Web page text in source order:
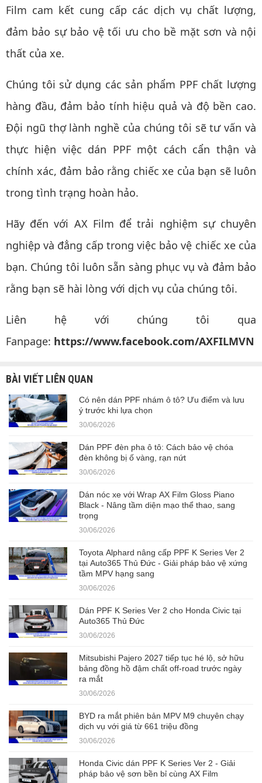
Film cam kết cung cấp các dịch vụ chất lượng,
đảm bảo sự bảo vệ tối ưu cho bề mặt sơn và nội
thất của xe.
Chúng tôi sử dụng các sản phẩm PPF chất lượng
hàng đầu, đảm bảo tính hiệu quả và độ bền cao.
Đội ngũ thợ lành nghề của chúng tôi sẽ tư vấn và
thực hiện việc dán PPF một cách cẩn thận và
chính xác, đảm bảo rằng chiếc xe của bạn sẽ luôn
trong tình trạng hoàn hảo.
Hãy đến với AX Film để trải nghiệm sự chuyên
nghiệp và đẳng cấp trong việc bảo vệ chiếc xe của
bạn. Chúng tôi luôn sẵn sàng phục vụ và đảm bảo
rằng bạn sẽ hài lòng với dịch vụ của chúng tôi.
Liên hệ với chúng tôi qua
Fanpage: https://www.facebook.com/AXFILMVN
BÀI VIẾT LIÊN QUAN
Có nên dán PPF nhám ô tô? Ưu điểm và lưu
ý trước khi lựa chọn
30/06/2026
Dán PPF đèn pha ô tô: Cách bảo vệ chóa
đèn không bị ố vàng, rạn nứt
30/06/2026
Dán nóc xe với Wrap AX Film Gloss Piano
Black - Nâng tầm diện mạo thể thao, sang
trọng
30/06/2026
Toyota Alphard nâng cấp PPF K Series Ver 2
tại Auto365 Thủ Đức - Giải pháp bảo vệ xứng
tầm MPV hạng sang
30/06/2026
Dán PPF K Series Ver 2 cho Honda Civic tại
Auto365 Thủ Đức
30/06/2026
Mitsubishi Pajero 2027 tiếp tục hé lộ, sở hữu
bảng đồng hồ đậm chất off-road trước ngày
ra mắt
30/06/2026
BYD ra mắt phiên bản MPV M9 chuyên chạy
dịch vụ với giá từ 661 triệu đồng
30/06/2026
Honda Civic dán PPF K Series Ver 2 - Giải
pháp bảo vệ sơn bền bỉ cùng AX Film